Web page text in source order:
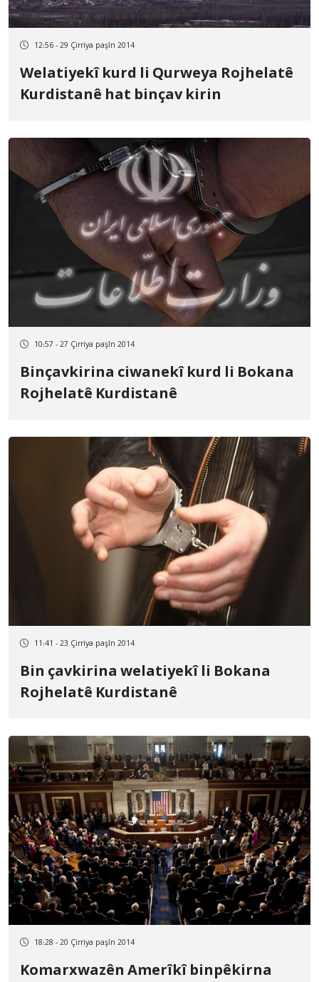
12:56 - 29 Çirriya paşîn 2014
Welatiyekî kurd li Qurweya Rojhelatê
Kurdistanê hat binçav kirin
10:57 - 27 Çirriya paşîn 2014
Binçavkirina ciwanekî kurd li Bokana
Rojhelatê Kurdistanê
11:41 - 23 Çirriya paşîn 2014
Bin çavkirina welatiyekî li Bokana
Rojhelatê Kurdistanê
18:28 - 20 Çirriya paşîn 2014
Komarxwazên Amerîkî binpêkirna